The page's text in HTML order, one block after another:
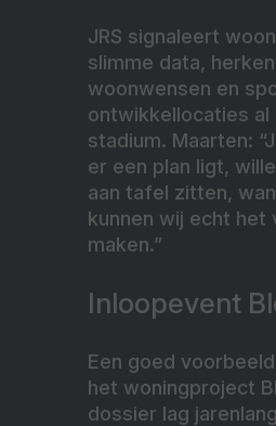
JRS signaleert
slimme data,
woonwensen en
ontwikkellocaties al
stadium. Maarten:
er een plan ligt,
aan tafel zitten,
kunnen wij echt het
maken.”
Inloopevent
Een goed
het woningproject
dossier lag